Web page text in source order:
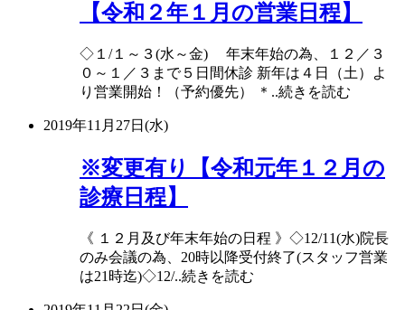
【令和２年１月の営業日程】
◇１/１～３(水～金) 年末年始の為、１２／３
０～１／３まで５日間休診 新年は４日（土）よ
り営業開始！（予約優先） ＊..続きを読む
2019年11月27日(水)
※変更有り【令和元年１２月の
診療日程】
《 １２月及び年末年始の日程 》◇12/11(水)院長
のみ会議の為、20時以降受付終了(スタッフ営業
は21時迄)◇12/..続きを読む